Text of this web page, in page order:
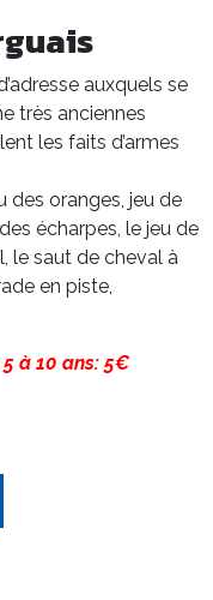
auxquels se
très anciennes
les faits d’armes
des oranges, jeu de
écharpes, le jeu de
le saut de cheval à
en piste,
à 10 ans: 5€